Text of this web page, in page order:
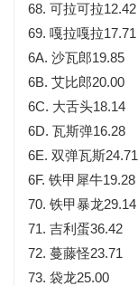
68. 可拉可拉12.42
69. 嘎拉嘎拉17.71
6A. 沙瓦郎19.85
6B. 艾比郎20.00
6C. 大舌头18.14
6D. 瓦斯弹16.28
6E. 双弹瓦斯24.71
6F. 铁甲犀牛19.28
70. 铁甲暴龙29.14
71. 吉利蛋36.42
72. 蔓藤怪23.71
73. 袋龙25.00